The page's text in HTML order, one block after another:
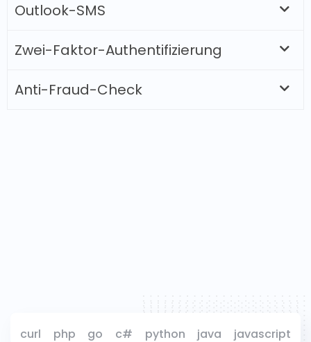
Outlook-SMS
Zwei-Faktor-Authentifizierung
Anti-Fraud-Check
curl php go c# python java javascript